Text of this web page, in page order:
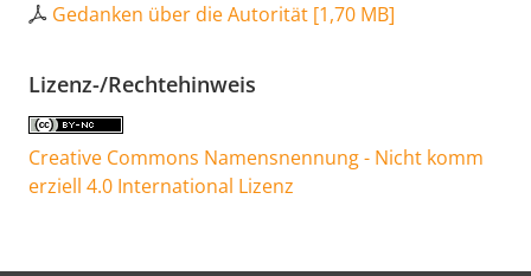
Gedanken über die Autorität [1,70 MB]
Lizenz-/Rechtehinweis
Creative Commons Namensnennung - Nicht komm
erziell 4.0 International Lizenz